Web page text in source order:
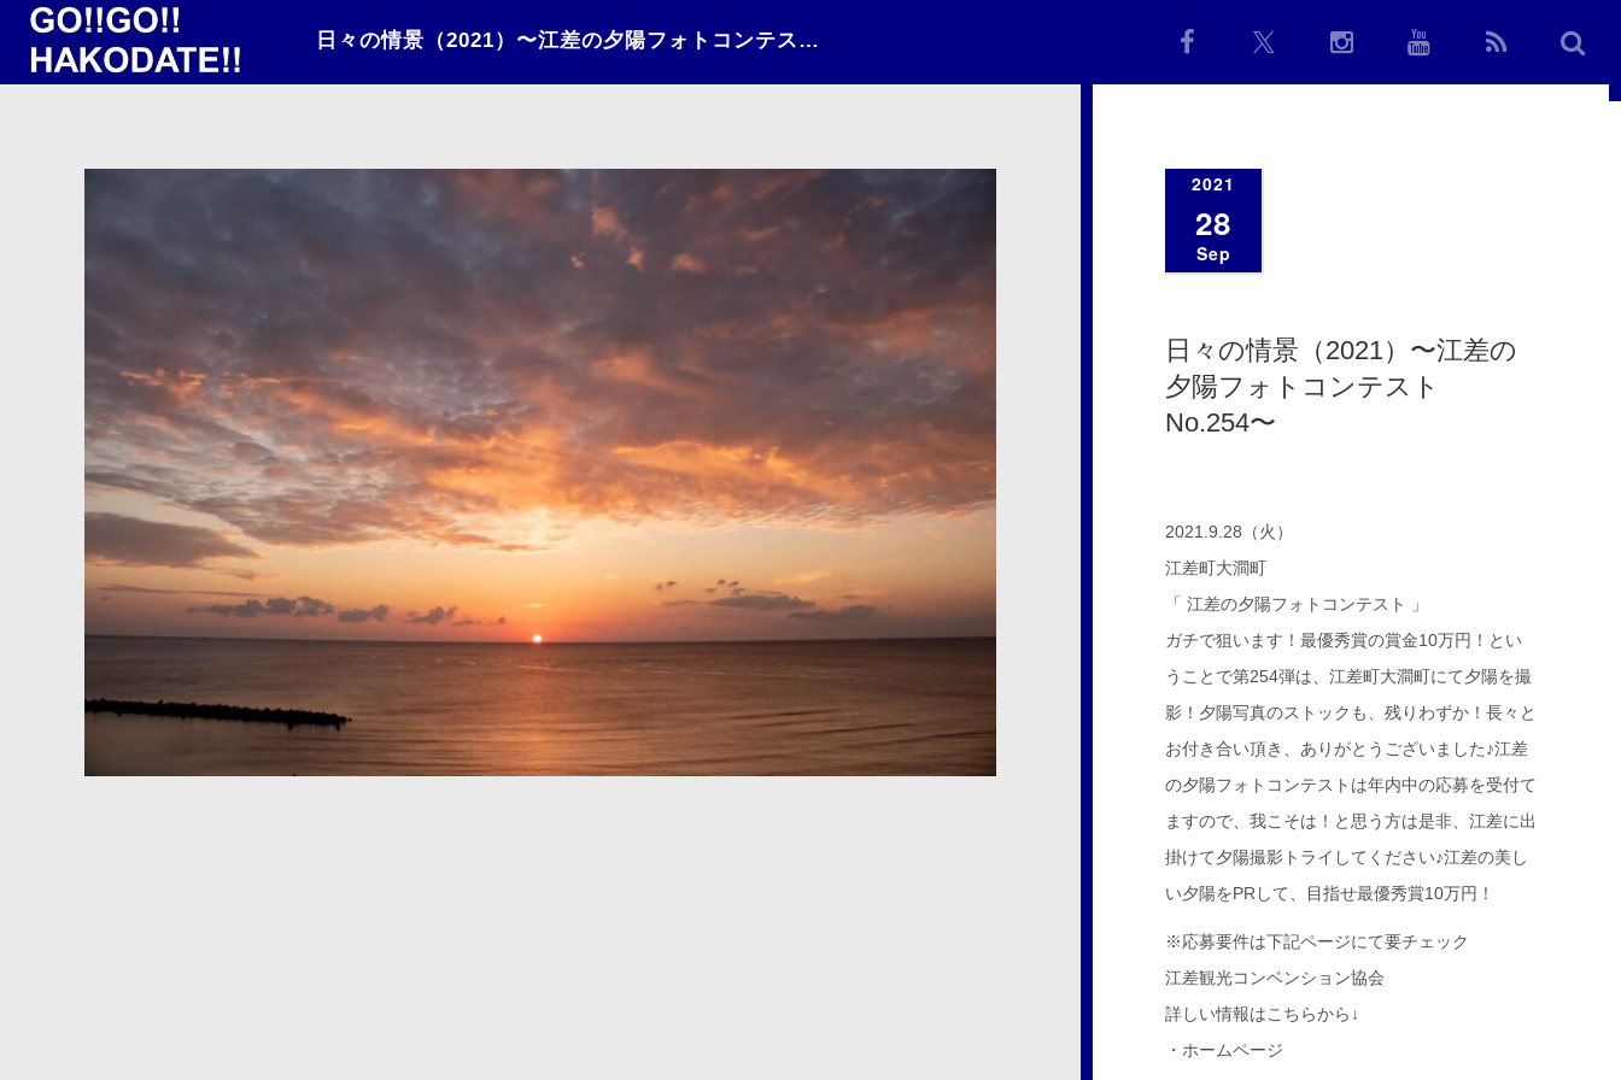
日々の情景（2021）〜江差の夕陽フォトコンテストNo.254〜
2021
28
Sep
日々の情景（2021）〜江差の
夕陽フォトコンテスト
No.254〜
2021.9.28（火）
江差町大澗町
「 江差の夕陽フォトコンテスト 」
ガチで狙います！最優秀賞の賞金10万円！とい
うことで第254弾は、江差町大澗町にて夕陽を撮
影！夕陽写真のストックも、残りわずか！長々と
お付き合い頂き、ありがとうございました♪江差
の夕陽フォトコンテストは年内中の応募を受付て
ますので、我こそは！と思う方は是非、江差に出
掛けて夕陽撮影トライしてください♪江差の美し
い夕陽をPRして、目指せ最優秀賞10万円！
※応募要件は下記ページにて要チェック
江差観光コンベンション協会
詳しい情報はこちらから↓
・ホームページ